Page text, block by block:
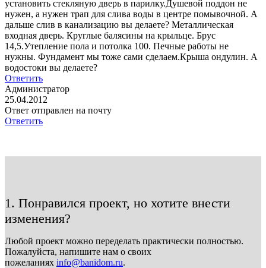
установить стекляную дверь в парилку.Душевой поддон не
нужен, а нужен трап для слива воды в центре помывочной. А
дальше слив в канализацию вы делаете? Металлическая
входная дверь. Круглые балясины на крыльце. Брус
14,5.Утепление пола и потолка 100. Печные работы не
нужны. Фундамент мы тоже сами сделаем.Крыша ондулин. А
водостоки вы делаете?
Ответить
Администратор
25.04.2012
Ответ отправлен на почту
Ответить
1. Понравился проект, но хотите внести
изменения?
Любой проект можно переделать практически полностью.
Пожалуйста, напишите нам о своих
пожеланиях info@banidom.ru.